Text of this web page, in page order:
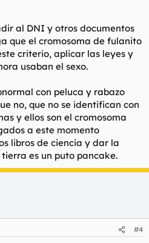
al DNI y otros documentos
que el cromosoma de fulanito
criterio, aplicar las leyes y
usaban el sexo.
con peluca y rabazo
no, que no se identifican con
y ellos son el cromosoma
a este momento
libros de ciencia y dar la
es un puto pancake.
#4